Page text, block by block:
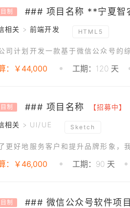
制
相关 > 前端开发 HTML5
：￥44,000 工期：120 天
制 ### 项目名称 【招募中】
相关 > UI/UE Sketch
：￥46,000 工期：90 天
制 ### 微信公众号软件项